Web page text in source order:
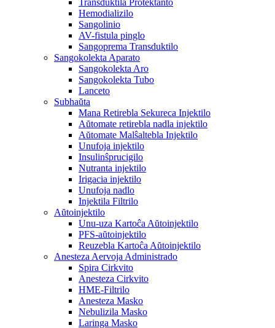
Transduktila Protektanto
Hemodializilo
Sangolinio
AV-fistula pinglo
Sangoprema Transduktilo
Sangokolekta Aparato
Sangokolekta Aro
Sangokolekta Tubo
Lanceto
Subhaŭta
Mana Retirebla Sekureca Injektilo
Aŭtomate retirebla nadla injektilo
Aŭtomate Malŝaltebla Injektilo
Unufoja injektilo
Insulinŝprucigilo
Nutranta injektilo
Irigacia injektilo
Unufoja nadlo
Injektila Filtrilo
Aŭtoinjektilo
Unu-uza Kartoĉa Aŭtoinjektilo
PFS-aŭtoinjektilo
Reuzebla Kartoĉa Aŭtoinjektilo
Anesteza Aervoja Administrado
Spira Cirkvito
Anesteza Cirkvito
HME-Filtrilo
Anesteza Masko
Nebulizila Masko
Laringa Masko